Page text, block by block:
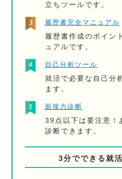
立ちツールです。
履歴書完全マニュアル
履歴書作成のポイン
ュアルです。
自己分析ツール
就活で必要な自己分
ます。
面接力診断
39点以下は要注意！
診断できます。
3分でできる就